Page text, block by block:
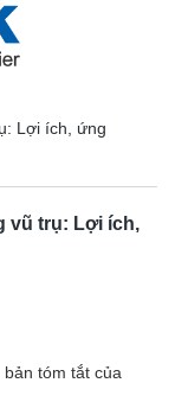
Lợi ích, ứng
vũ trụ: Lợi ích,
tóm tắt của